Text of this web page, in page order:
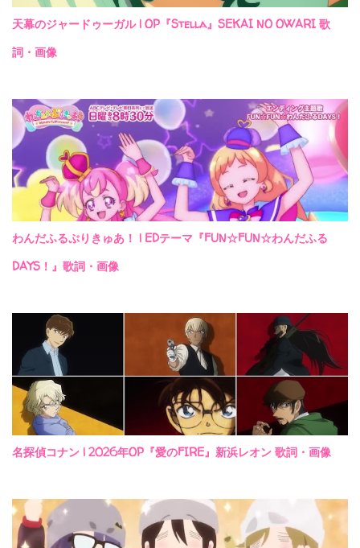
天幕のジャードゥーガル | OP『Stella』SEKAI NO OWARI 歌
詞・画像
わんだふるぷりきゅあ！ | EDテーマ『FUN☆FUN☆わんだふる
DAYS！』歌詞・画像
名探偵コナン | 2026年OP『愛のFIRE』新浜レオン 歌詞・画像